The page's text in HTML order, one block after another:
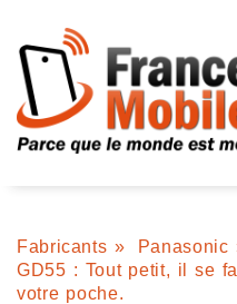
Fabricants » Panasonic
GD55 : Tout petit, il se
votre poche.